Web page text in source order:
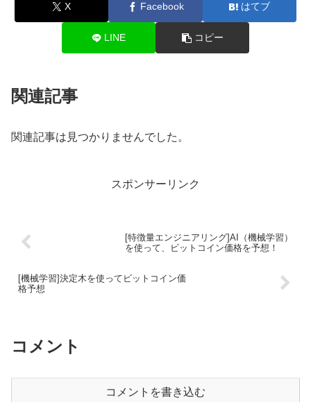
X Facebook はてブ
LINE コピー
関連記事
関連記事は見つかりませんでした。
スポンサーリンク
[特徴量エンジニアリング]AI（機械学習）
を使って、ビットコイン価格を予想！
[機械学習]決定木を使ってビットコイン価
格予想
コメント
コメントを書き込む